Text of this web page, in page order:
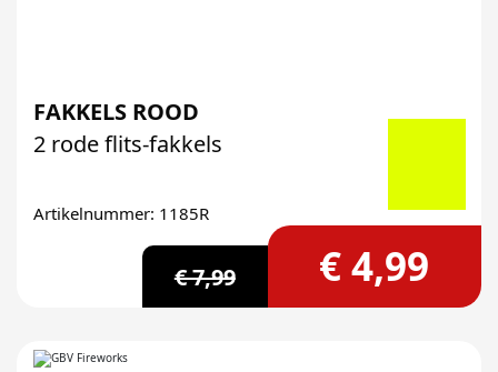
FAKKELS ROOD
2 rode flits-fakkels
Artikelnummer: 1185R
€ 7,99 € 4,99